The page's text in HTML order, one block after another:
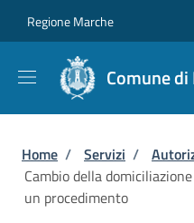
Regione Marche
Comune
Briciole di
Home / Servizi /
Cambio della
un procedimento